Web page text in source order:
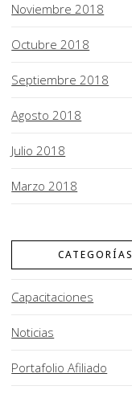
Noviembre 2018
Octubre 2018
Septiembre 2018
Agosto 2018
Julio 2018
Marzo 2018
CATEGORÍAS
Capacitaciones
Noticias
Portafolio Afiliado